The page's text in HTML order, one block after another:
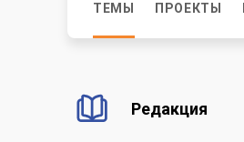
ТЕМЫ ПРОЕКТЫ
Редакция